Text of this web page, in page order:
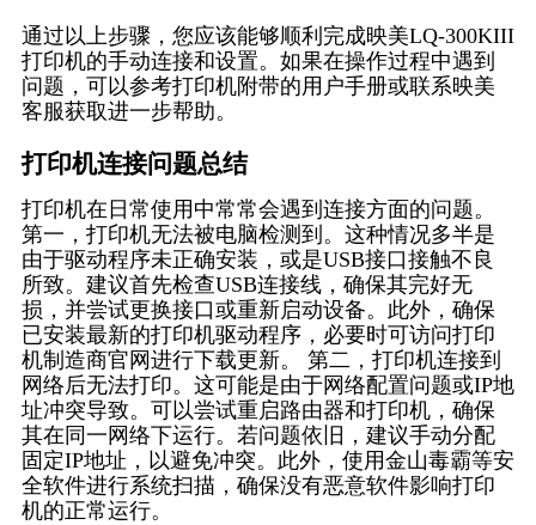
通过以上步骤，您应该能够顺利完成映美LQ-300KIII
打印机的手动连接和设置。如果在操作过程中遇到
问题，可以参考打印机附带的用户手册或联系映美
客服获取进一步帮助。
打印机连接问题总结
打印机在日常使用中常常会遇到连接方面的问题。
第一，打印机无法被电脑检测到。这种情况多半是
由于驱动程序未正确安装，或是USB接口接触不良
所致。建议首先检查USB连接线，确保其完好无
损，并尝试更换接口或重新启动设备。此外，确保
已安装最新的打印机驱动程序，必要时可访问打印
机制造商官网进行下载更新。 第二，打印机连接到
网络后无法打印。这可能是由于网络配置问题或IP地
址冲突导致。可以尝试重启路由器和打印机，确保
其在同一网络下运行。若问题依旧，建议手动分配
固定IP地址，以避免冲突。此外，使用金山毒霸等安
全软件进行系统扫描，确保没有恶意软件影响打印
机的正常运行。